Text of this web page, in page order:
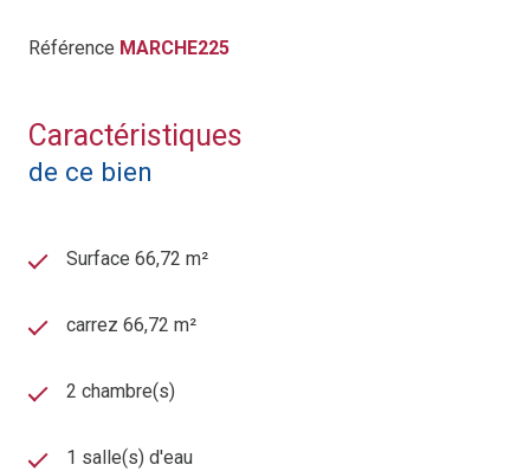
Référence MARCHE225
Caractéristiques
de ce bien
Surface 66,72 m²
carrez 66,72 m²
2 chambre(s)
1 salle(s) d'eau